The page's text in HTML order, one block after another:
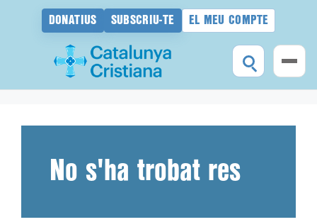
DONATIUS SUBSCRIU-TE EL MEU COMPTE
No s'ha trobat res